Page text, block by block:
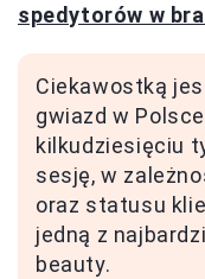
spedytorów w
Ciekawostką
gwiazd w
kilkudziesięciu
sesję, w
oraz statusu
jedną z
beauty.